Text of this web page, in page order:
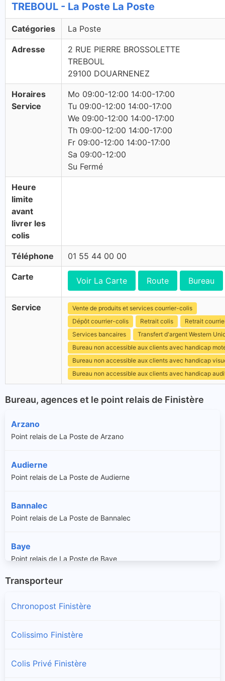
TREBOUL - La Poste La Poste
Catégories La Poste
Adresse
2 RUE PIERRE BROSSOLETTE
TREBOUL
29100 DOUARNENEZ
Horaires
Service
Mo 09:00-12:00 14:00-17:00
Tu 09:00-12:00 14:00-17:00
We 09:00-12:00 14:00-17:00
Th 09:00-12:00 14:00-17:00
Fr 09:00-12:00 14:00-17:00
Sa 09:00-12:00
Su Fermé
Heure
limite
avant
livrer les
colis
Téléphone 01 55 44 00 00
Carte Voir La Carte Route Bureau
Service
Vente de produits et services courrier-colis
Dépôt courrier-colis
Retrait colis
Retrait
Services bancaires
Transfert d'argent Western
Bureau non accessible aux clients avec handicap
Bureau non accessible aux clients avec handicap
Bureau non accessible aux clients avec handicap
Bureau, agences et le point relais de Finistère
Arzano
Point relais de La Poste de Arzano
Audierne
Point relais de La Poste de Audierne
Bannalec
Point relais de La Poste de Bannalec
Baye
Point relais de La Poste de Baye
Berrien
Point relais de La Poste de Beuzec-Cap-Sizun
Bodilis
Transporteur
Chronopost Finistère
Colissimo Finistère
Colis Privé Finistère